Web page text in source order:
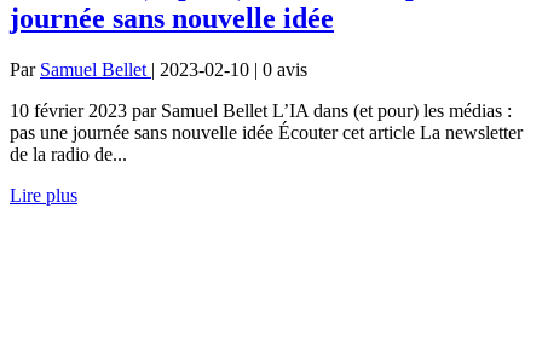
journée sans nouvelle idée
Par Samuel Bellet | 2023-02-10 | 0 avis
10 février 2023 par Samuel Bellet L’IA dans (et pour) les médias :
pas une journée sans nouvelle idée Écouter cet article La newsletter
de la radio de...
Lire plus